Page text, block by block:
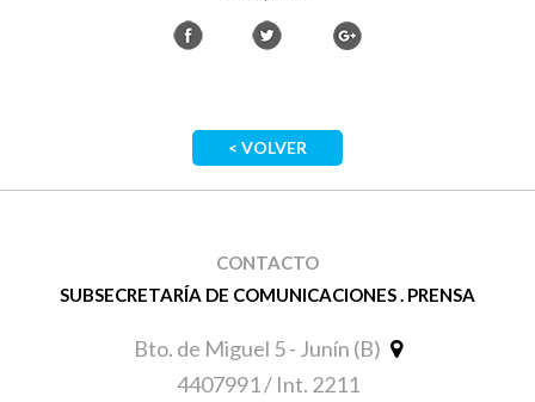
< VOLVER
CONTACTO
SUBSECRETARÍA DE COMUNICACIONES . PRENSA
Bto. de Miguel 5 - Junín (B)
4407991 / Int. 2211